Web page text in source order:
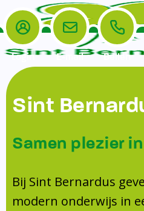
Home
De School
Veiligheidsplan
Onderwijs
Leerlingenraad
Doorstroomtoets
Het Team
Ouders
Ouders
TussenSchoolse
Ouderraad (OR)
Contact
Login E-mail Bellen
Sint
Samen plezier
Bij Sint Bernardus
modern onderwijs in